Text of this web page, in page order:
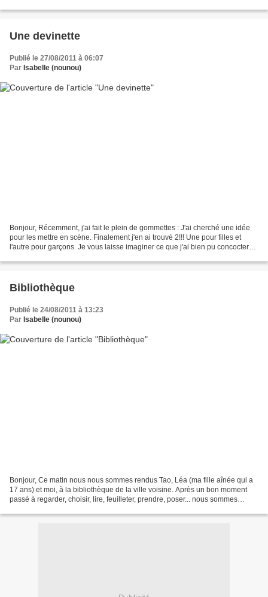
Une devinette
Publié le 27/08/2011 à 06:07
Par Isabelle (nounou)
Bonjour, Récemment, j'ai fait le plein de gommettes : J'ai cherché une idée
pour les mettre en scène. Finalement j'en ai trouvé 2!!! Une pour filles et
l'autre pour garçons. Je vous laisse imaginer ce que j'ai bien pu concocter
Bibliothèque
Publié le 24/08/2011 à 13:23
Par Isabelle (nounou)
Bonjour, Ce matin nous nous sommes rendus Tao, Léa (ma fille aînée qui a
17 ans) et moi, à la bibliothèque de la ville voisine. Après un bon moment
passé à regarder, choisir, lire, feuilleter, prendre, poser... nous sommes